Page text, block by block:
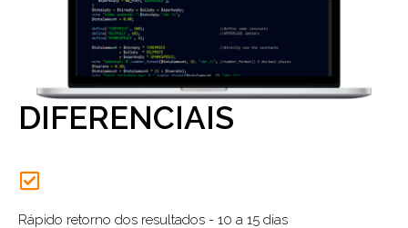
DIFERENCIAIS
Rápido retorno dos resultados - 10 a 15 dias